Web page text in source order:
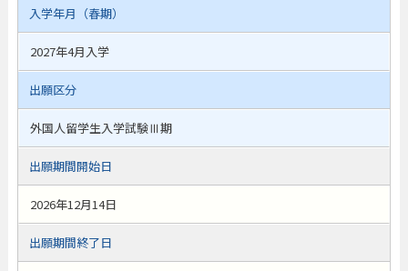
入学年月（春期）
2027年4月入学
出願区分
外国人留学生入学試験Ⅲ期
出願期間開始日
2026年12月14日
出願期間終了日